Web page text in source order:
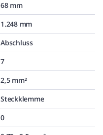
68 mm
1.248 mm
Abschluss
7
2,5 mm²
Steckklemme
0